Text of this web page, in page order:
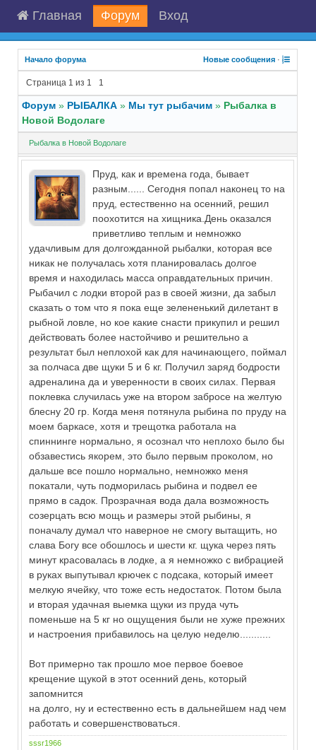
Главная Форум Вход
Начало форума Новые сообщения ·
Страница 1 из 1 1
Форум » РЫБАЛКА » Мы тут рыбачим » Рыбалка в
Новой Водолаге
Рыбалка в Новой Водолаге
Пруд, как и времена года, бывает
разным...... Сегодня попал наконец то на
пруд, естественно на осенний, решил
поохотится на хищника.День оказался
приветливо теплым и немножко
удачливым для долгожданной рыбалки, которая все
никак не получалась хотя планировалась долгое
время и находилась масса оправдательных причин.
Рыбачил с лодки второй раз в своей жизни, да забыл
сказать о том что я пока еще зелененький дилетант в
рыбной ловле, но кое какие снасти прикупил и решил
действовать более настойчиво и решительно а
результат был неплохой как для начинающего, поймал
за полчаса две щуки 5 и 6 кг. Получил заряд бодрости
адреналина да и уверенности в своих силах. Первая
поклевка случилась уже на втором забросе на желтую
блесну 20 гр. Когда меня потянула рыбина по пруду на
моем баркасе, хотя и трещотка работала на
спиннинге нормально, я осознал что неплохо было бы
обзавестись якорем, это было первым проколом, но
дальше все пошло нормально, немножко меня
покатали, чуть подморилась рыбина и подвел ее
прямо в садок. Прозрачная вода дала возможность
созерцать всю мощь и размеры этой рыбины, я
поначалу думал что наверное не смогу вытащить, но
слава Богу все обошлось и шести кг. щука через пять
минут красовалась в лодке, а я немножко с вибрацией
в руках выпутывал крючек с подсака, который имеет
мелкую ячейку, что тоже есть недостаток. Потом была
и вторая удачная выемка щуки из пруда чуть
поменьше на 5 кг но ощущения были не хуже прежних
и настроения прибавилось на целую неделю...........
Вот примерно так прошло мое первое боевое
крещение щукой в этот осенний день, который
запомнится
на долго, ну и естественно есть в дальнейшем над чем
работать и совершенствоваться.
sssr1966